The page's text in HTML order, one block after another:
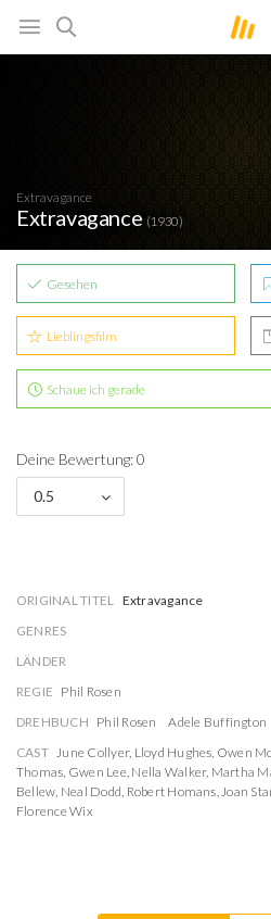
Extravagance
Extravagance (1930)
Gesehen
Lieblingsfilm
Schaue ich gerade
Deine Bewertung: 0
0.5
ORIGINAL TITEL Extravagance
GENRES
LÄNDER
REGIE Phil Rosen
DREHBUCH Phil Rosen
Adele Buffington
CAST June Collyer, Lloyd Hughes, Owen
Thomas, Gwen Lee, Nella Walker, Martha
Bellew, Neal Dodd, Robert Homans,Joan
Florence Wix